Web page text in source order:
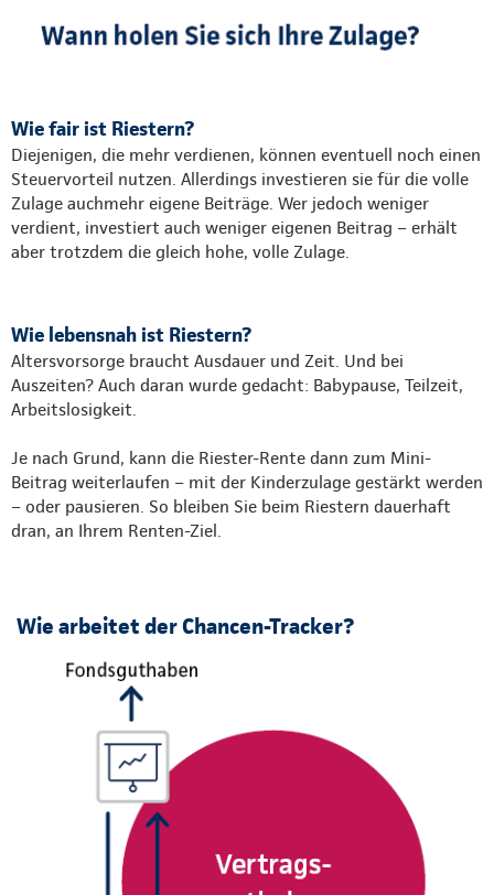
Wie fair ist Riestern?
Diejenigen, die mehr verdienen, können eventuell noch einen
Steuervorteil nutzen. Allerdings investieren sie für die volle
Zulage auchmehr eigene Beiträge. Wer jedoch weniger
verdient, investiert auch weniger eigenen Beitrag – erhält
aber trotzdem die gleich hohe, volle Zulage.
Wie lebensnah ist Riestern?
Altersvorsorge braucht Ausdauer und Zeit. Und bei
Auszeiten? Auch daran wurde gedacht: Babypause, Teilzeit,
Arbeitslosigkeit.
Je nach Grund, kann die Riester-Rente dann zum Mini-
Beitrag weiterlaufen – mit der Kinderzulage gestärkt werden
– oder pausieren. So bleiben Sie beim Riestern dauerhaft
dran, an Ihrem Renten-Ziel.
Wie arbeitet der Chancen-Tracker?